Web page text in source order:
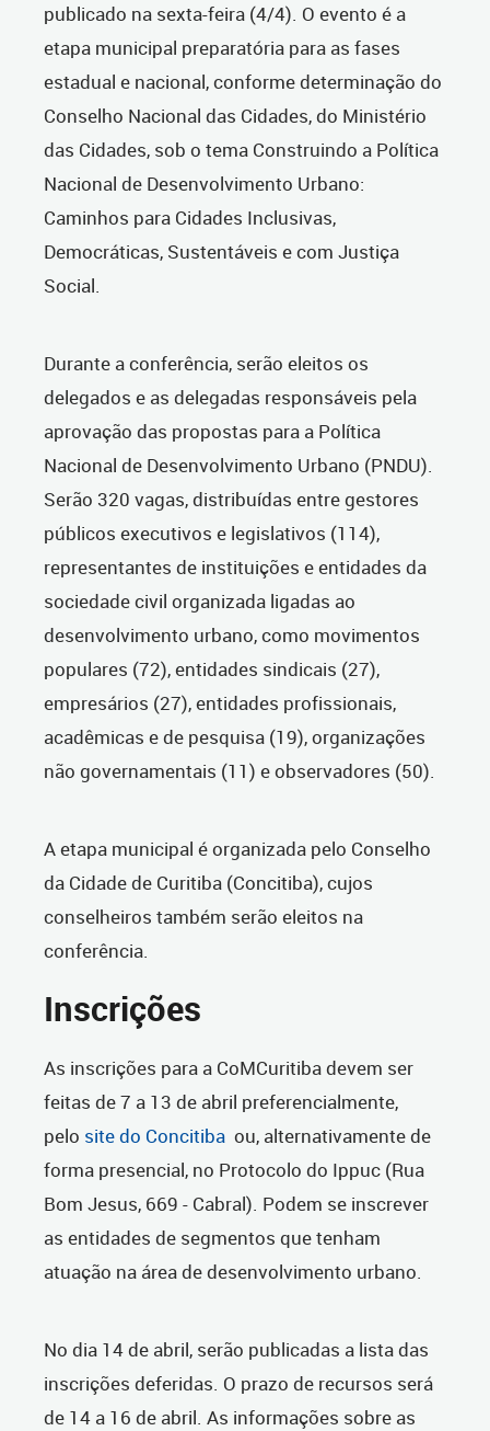
publicado na sexta-feira (4/4). O evento é a
etapa municipal preparatória para as fases
estadual e nacional, conforme determinação do
Conselho Nacional das Cidades, do Ministério
das Cidades, sob o tema Construindo a Política
Nacional de Desenvolvimento Urbano:
Caminhos para Cidades Inclusivas,
Democráticas, Sustentáveis e com Justiça
Social.
Durante a conferência, serão eleitos os
delegados e as delegadas responsáveis pela
aprovação das propostas para a Política
Nacional de Desenvolvimento Urbano (PNDU).
Serão 320 vagas, distribuídas entre gestores
públicos executivos e legislativos (114),
representantes de instituições e entidades da
sociedade civil organizada ligadas ao
desenvolvimento urbano, como movimentos
populares (72), entidades sindicais (27),
empresários (27), entidades profissionais,
acadêmicas e de pesquisa (19), organizações
não governamentais (11) e observadores (50).
A etapa municipal é organizada pelo Conselho
da Cidade de Curitiba (Concitiba), cujos
conselheiros também serão eleitos na
conferência.
Inscrições
As inscrições para a CoMCuritiba devem ser
feitas de 7 a 13 de abril preferencialmente,
pelo site do Concitiba ou, alternativamente de
forma presencial, no Protocolo do Ippuc (Rua
Bom Jesus, 669 - Cabral). Podem se inscrever
as entidades de segmentos que tenham
atuação na área de desenvolvimento urbano.
No dia 14 de abril, serão publicadas a lista das
inscrições deferidas. O prazo de recursos será
de 14 a 16 de abril. As informações sobre as